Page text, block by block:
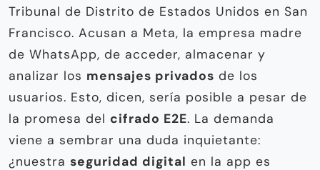
Tribunal de Distrito de Estados Unidos en San
Francisco. Acusan a Meta, la empresa madre
de WhatsApp, de acceder, almacenar y
analizar los mensajes privados de los
usuarios. Esto, dicen, sería posible a pesar de
la promesa del cifrado E2E. La demanda
viene a sembrar una duda inquietante:
¿nuestra seguridad digital en la app es